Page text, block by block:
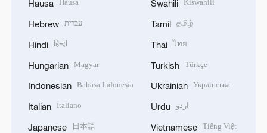
Hausa
Hebrew עברית
Hindi हिन्दी
Hungarian Magyar
Indonesian Bahasa Indonesia
Italian Italiano
Japanese 日本語
Swahili
Tamil தமிழ்
Thai ไทย
Turkish Türkçe
Ukrainian Українська
Urdu اردو
Vietnamese Tiếng Việt